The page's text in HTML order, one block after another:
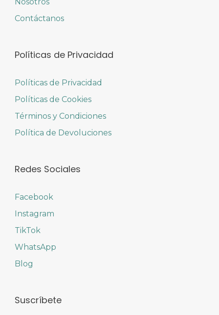
Contáctanos
Políticas de Privacidad
Políticas de Privacidad
Políticas de Cookies
Términos y Condiciones
Política de Devoluciones
Redes Sociales
Facebook
Instagram
TikTok
WhatsApp
Blog
Suscríbete